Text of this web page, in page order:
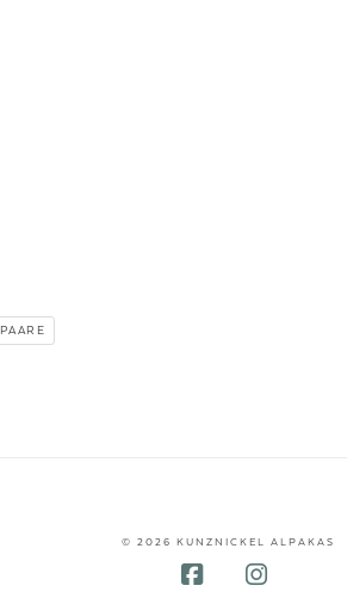
PAARE
© 2026 KUNZNICKEL ALPAKAS